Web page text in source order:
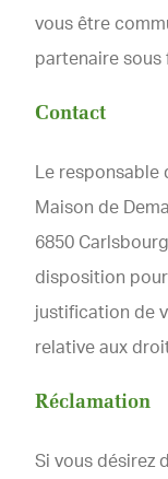
vous être
partenaire
Contact
Le responsable
Maison de
6850
disposition
justification de
relative aux
Réclamation
Si vous désirez